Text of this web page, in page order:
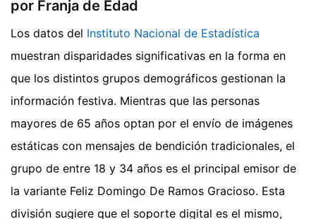
por Franja de Edad
Los datos del Instituto Nacional de Estadística
muestran disparidades significativas en la forma en
que los distintos grupos demográficos gestionan la
información festiva. Mientras que las personas
mayores de 65 años optan por el envío de imágenes
estáticas con mensajes de bendición tradicionales, el
grupo de entre 18 y 34 años es el principal emisor de
la variante Feliz Domingo De Ramos Gracioso. Esta
división sugiere que el soporte digital es el mismo,